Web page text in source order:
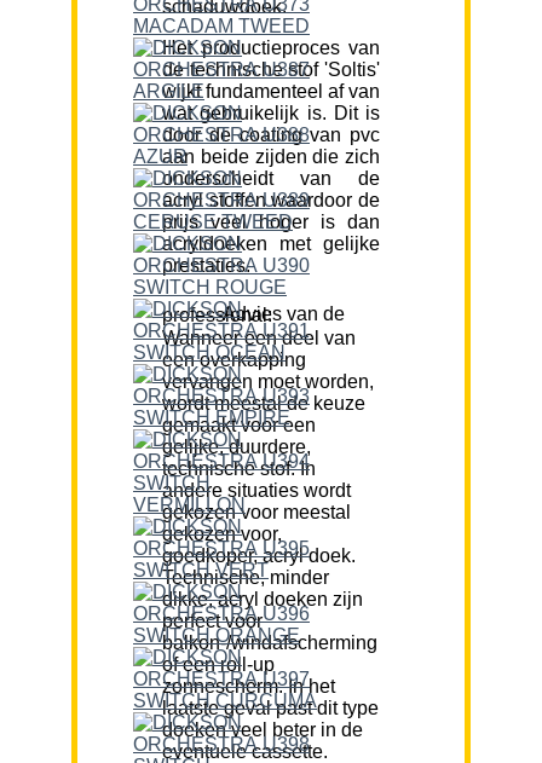
schaduwdoek.
Het productieproces van
de technische stof 'Soltis'
wijkt fundamenteel af van
wat gebruikelijk is. Dit is
door de coating van pvc
aan beide zijden die zich
onderscheidt van de
acryl stoffen waardoor de
prijs veel hoger is dan
acryldoeken met gelijke
prestaties.
Advies van de professional:
Wanneer een deel van
een overkapping
vervangen moet worden,
wordt meestal de keuze
gemaakt voor een
gelijke, duurdere,
technische stof. In
andere situaties wordt
gekozen voor meestal
gekozen voor,
goedkoper, acryl doek.
Technische, minder
dikke, acryl doeken zijn
perfect voor
balkon-/windafscherming
of een roll-up
zonnescherm. In het
laatste geval past dit type
doeken veel beter in de
eventuele cassette.